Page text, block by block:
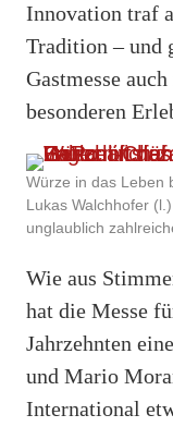
Innovation traf
Tradition – und
Gastmesse
besonderen
Würze in das Leben
Lukas Walchhofer
unglaublich
Wie aus
hat die Messe
Jahrzehnten
und Mario
International